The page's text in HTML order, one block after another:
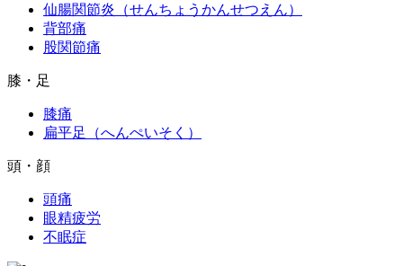
仙腸関節炎（せんちょうかんせつえん）
背部痛
股関節痛
膝・足
膝痛
扁平足（へんぺいそく）
頭・顔
頭痛
眼精疲労
不眠症